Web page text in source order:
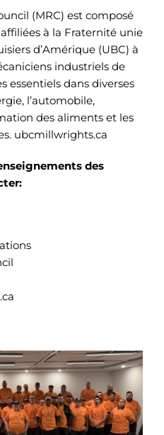
(MRC) est composé
à la Fraternité unie
d’Amérique (UBC) à
industriels de
essentiels dans diverses
l’automobile,
des aliments et les
ubcmillwrights.ca
des